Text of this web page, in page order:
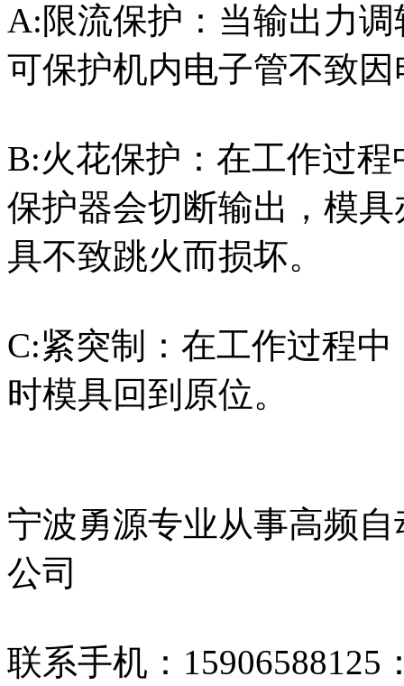
A:限流保护：当输出力
可保护机内电子管不致
B:火花保护：在工作过
保护器会切断输出，模
具不致跳火而损坏。
C:紧突制：在工作过程
时模具回到原位。
宁波勇源专业从事高频
公司
联系手机：15906588125